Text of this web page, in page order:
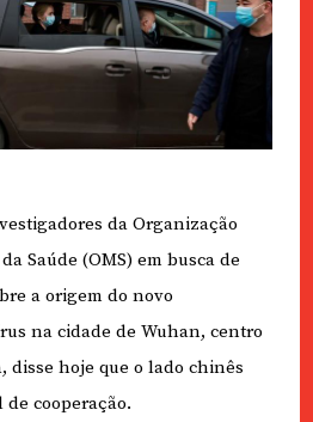
da Organização
Saúde (OMS) em busca de
a origem do novo
na cidade de Wuhan, centro
disse hoje que o lado chinês
cooperação.